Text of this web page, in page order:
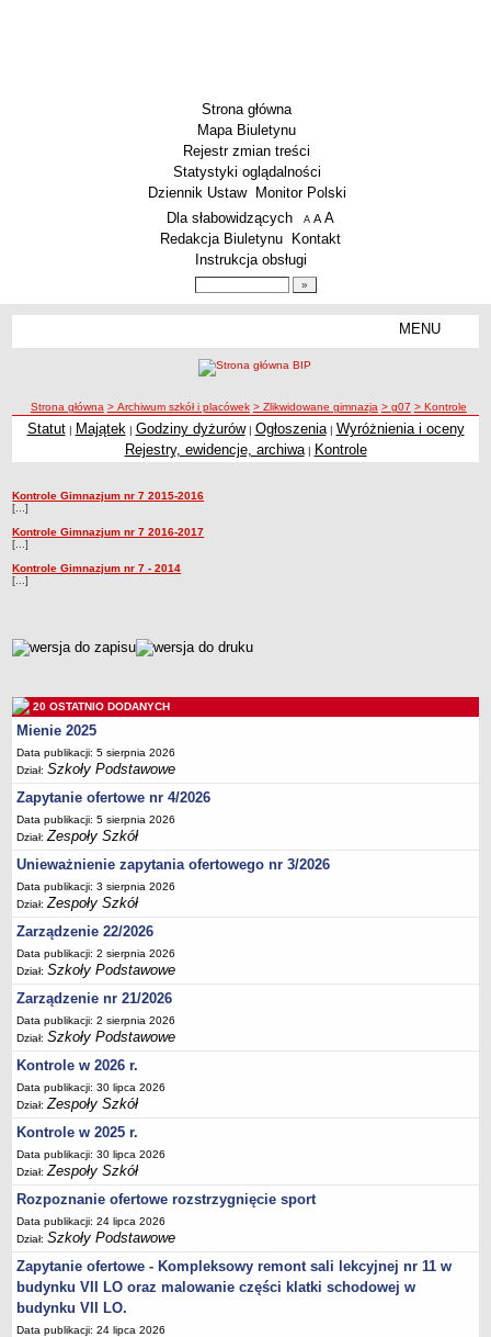
Strona główna
Mapa Biuletynu
Rejestr zmian treści
Statystyki oglądalności
Dziennik Ustaw
Monitor Polski
Menu dodatkowe
Dla słabowidzących A pomniejsz czcionkę
A standardowy rozmiar czcionki
A
Redakcja Biuletynu
Kontakt
Instrukcja obsługi
MENU
Licea
Zespoły Szkół
Techniczne Zakłady Naukowe
PRZEDSZKOLA
ARCHIWUM SZKÓŁ I PLACÓWEK
Zlikwidowane gimnazja
SPECJALNE OŚRODKI SZKOLNO-WYCHOWAWCZE
Specjalny Ośrodek nr 5
Dane podstawowe
Statut
Majątek
Godziny dyżurów
Ogłoszenie
Zarządzenia
Kontrole
Rejestry, ewidencje, archiwa
Sprawozdania
Deklaracja dostępności
PORADNIE PSYCHOLOGICZNO-PEDAGOGICZNE
Zespół Poradni
Dane podstawowe
Statut
Majątek
Godziny dyżurów
Ogłoszenia
Zarządzenia
Rejestry, ewidencje, archiwa
Kontrole
PONOWNE WYKORZYSTYWANIE
ścieżka nawigacji
Strona główna > Archiwum szkół i placówek > Zlikwidowane gimnazja > g07 > Kontrole
Kontrole
Statut| Majątek | Godziny dyżurów| Ogłoszenia| Wyróżnienia i oceny
Rejestry, ewidencje, archiwa| Kontrole
Kontrole
Kontrole Gimnazjum nr 7 2015-2016
[...]
Kontrole Gimnazjum nr 7 2016-2017
[...]
Kontrole Gimnazjum nr 7 - 2014
[...]
metryczka
20 OSTATNIO DODANYCH
Mienie 2025
Data publikacji: 5 sierpnia 2026
Dział:Szkoły Podstawowe
Zapytanie ofertowe nr 4/2026
Data publikacji: 5 sierpnia 2026
Dział:Zespoły Szkół
Unieważnienie zapytania ofertowego nr 3/2026
Data publikacji: 3 sierpnia 2026
Dział:Zespoły Szkół
Zarządzenie 22/2026
Data publikacji: 2 sierpnia 2026
Dział:Szkoły Podstawowe
Zarządzenie nr 21/2026
Data publikacji: 2 sierpnia 2026
Dział:Szkoły Podstawowe
Kontrole w 2026 r.
Data publikacji: 30 lipca 2026
Dział:Zespoły Szkół
Kontrole w 2025 r.
Data publikacji: 30 lipca 2026
Dział:Zespoły Szkół
Rozpoznanie ofertowe rozstrzygnięcie sport
Data publikacji: 24 lipca 2026
Dział:Szkoły Podstawowe
Zapytanie ofertowe - Kompleksowy remont sali lekcyjnej nr 11 w
budynku VII LO oraz malowanie części klatki schodowej w
budynku VII LO.
Data publikacji: 24 lipca 2026